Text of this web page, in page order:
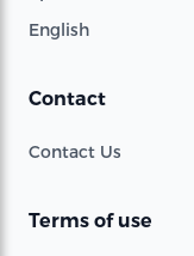
English
Contact
Contact Us
Terms of use